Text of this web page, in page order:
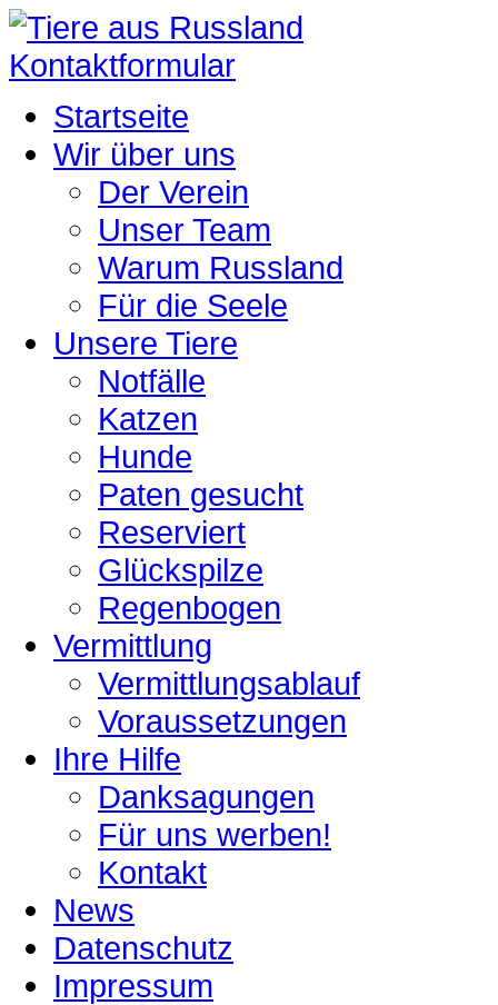
Kontaktformular
Startseite
Wir über uns
Der Verein
Unser Team
Warum Russland
Für die Seele
Unsere Tiere
Notfälle
Katzen
Hunde
Paten gesucht
Reserviert
Glückspilze
Regenbogen
Vermittlung
Vermittlungsablauf
Voraussetzungen
Ihre Hilfe
Danksagungen
Für uns werben!
Kontakt
News
Datenschutz
Impressum